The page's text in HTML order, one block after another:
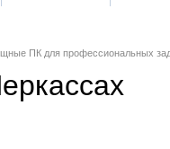
ПК для профессиональных